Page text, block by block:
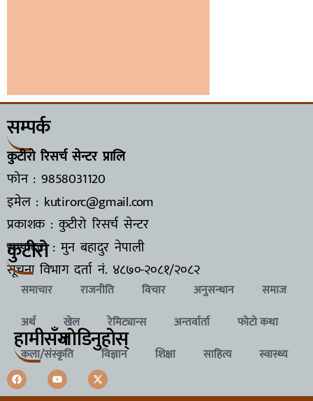
सम्पर्क
कुटीरो रिसर्च सेन्टर प्रालि
फोन : 9858031120
इमेल : kutirorc@gmail.com
प्रकाशक : कुटीरो रिसर्च सेन्टर
सम्पादक : मुन बहादुर नेपाली
सूचना विभाग दर्ता नं. ४८७०-२०८१/२०८२
कुटीरो
समाचार राजनीति विचार अनुसन्धान
समाज
अर्थ
खेल रेमिट्यान्स अन्तर्वार्ता
फोटो कथा
कला/संस्कृति
विज्ञान शिक्षा साहित्य स्वास्थ्य
हामीसँगजाेडिनुहाेस्